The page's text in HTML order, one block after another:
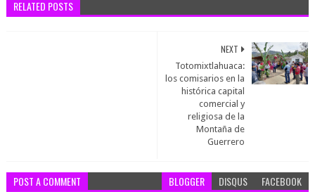
RELATED POSTS
NEXT
Totomixtlahuaca:
los comisarios en la
histórica capital
comercial y
religiosa de la
Montaña de
Guerrero
POST A COMMENT BLOGGER DISQUS FACEBOOK